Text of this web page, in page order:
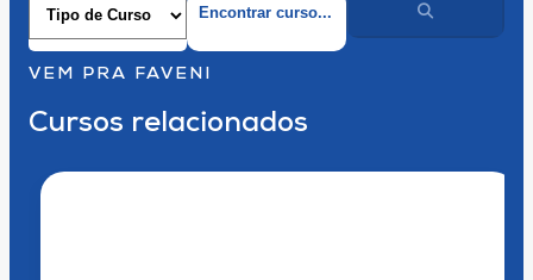
VEM PRA FAVENI
Cursos relacionados